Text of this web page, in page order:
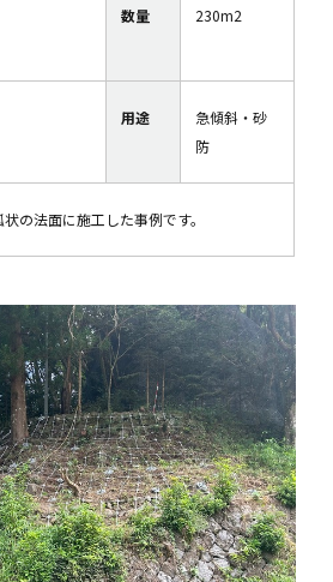
数量 230m2
用途
急傾斜・砂
防
の法面に施工した事例です。